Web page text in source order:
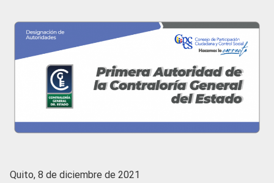
Quito, 8 de diciembre de 2021